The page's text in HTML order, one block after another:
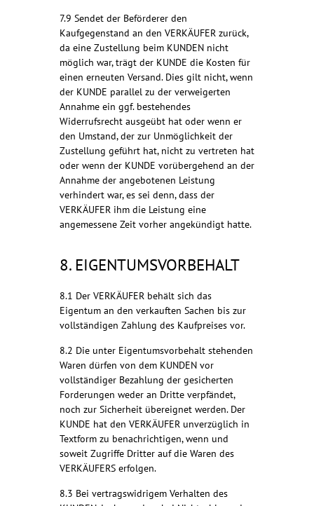
7.9 Sendet der Beförderer den
Kaufgegenstand an den VERKÄUFER zurück,
da eine Zustellung beim KUNDEN nicht
möglich war, trägt der KUNDE die Kosten für
einen erneuten Versand. Dies gilt nicht, wenn
der KUNDE parallel zu der verweigerten
Annahme ein ggf. bestehendes
Widerrufsrecht ausgeübt hat oder wenn er
den Umstand, der zur Unmöglichkeit der
Zustellung geführt hat, nicht zu vertreten hat
oder wenn der KUNDE vorübergehend an der
Annahme der angebotenen Leistung
verhindert war, es sei denn, dass der
VERKÄUFER ihm die Leistung eine
angemessene Zeit vorher angekündigt hatte.
8. EIGENTUMSVORBEHALT
8.1 Der VERKÄUFER behält sich das
Eigentum an den verkauften Sachen bis zur
vollständigen Zahlung des Kaufpreises vor.
8.2 Die unter Eigentumsvorbehalt stehenden
Waren dürfen von dem KUNDEN vor
vollständiger Bezahlung der gesicherten
Forderungen weder an Dritte verpfändet,
noch zur Sicherheit übereignet werden. Der
KUNDE hat den VERKÄUFER unverzüglich in
Textform zu benachrichtigen, wenn und
soweit Zugriffe Dritter auf die Waren des
VERKÄUFERS erfolgen.
8.3 Bei vertragswidrigem Verhalten des